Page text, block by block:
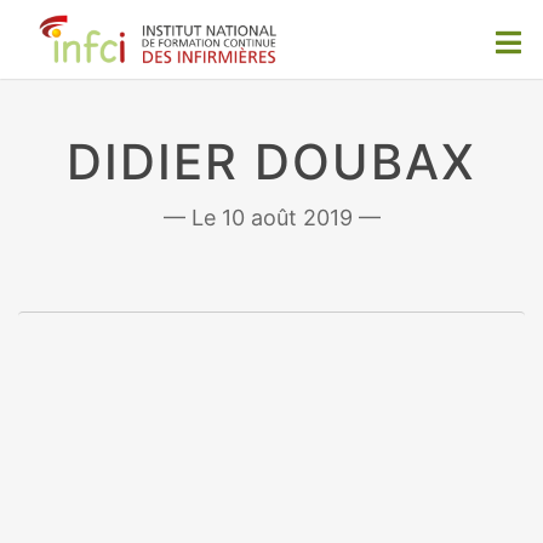
DIDIER DOUBAX
10 août 2019